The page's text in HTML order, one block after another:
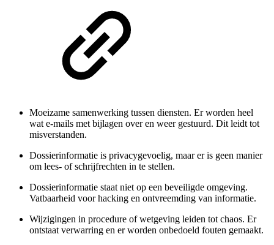
Moeizame samenwerking tussen diensten. Er worden heel
wat e-mails met bijlagen over en weer gestuurd. Dit leidt tot
misverstanden.
Dossierinformatie is privacygevoelig, maar er is geen manier
om lees- of schrijfrechten in te stellen.
Dossierinformatie staat niet op een beveiligde omgeving.
Vatbaarheid voor hacking en ontvreemding van informatie.
Wijzigingen in procedure of wetgeving leiden tot chaos. Er
ontstaat verwarring en er worden onbedoeld fouten gemaakt.